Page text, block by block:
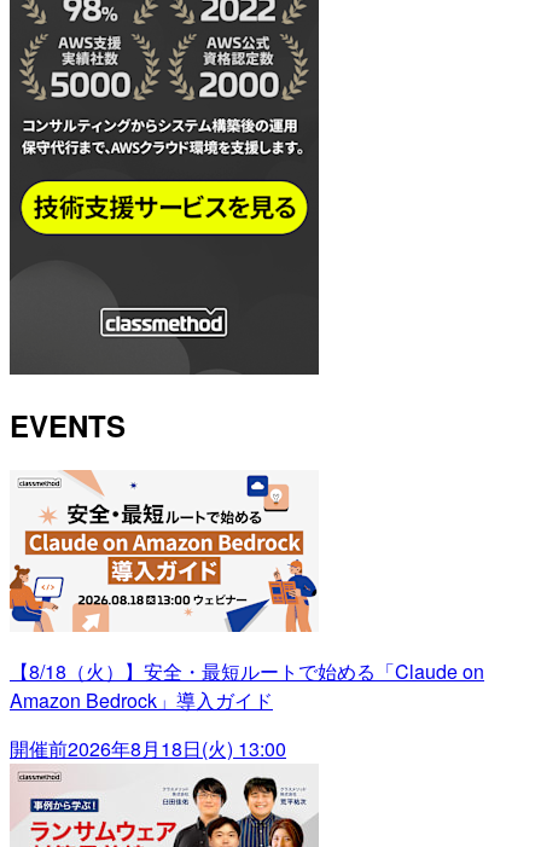
EVENTS
【8/18（火）】安全・最短ルートで始める「Claude on
Amazon Bedrock」導入ガイド
開催前2026年8月18日(火) 13:00